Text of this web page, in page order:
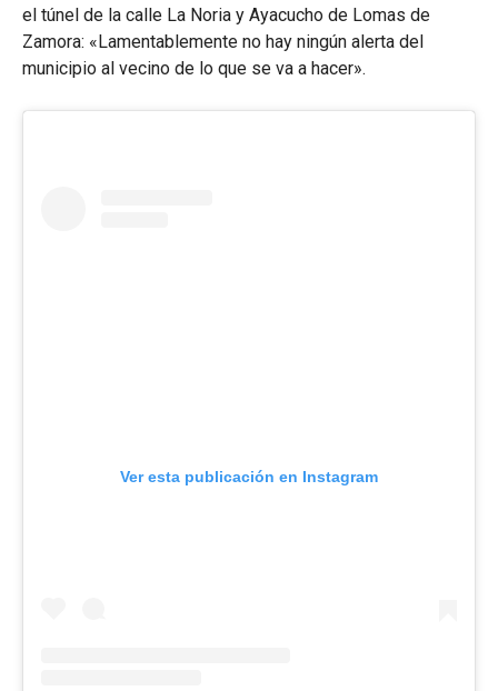
el túnel de la calle La Noria y Ayacucho de Lomas de
Zamora: «Lamentablemente no hay ningún alerta del
municipio al vecino de lo que se va a hacer».
Ver esta publicación en Instagram